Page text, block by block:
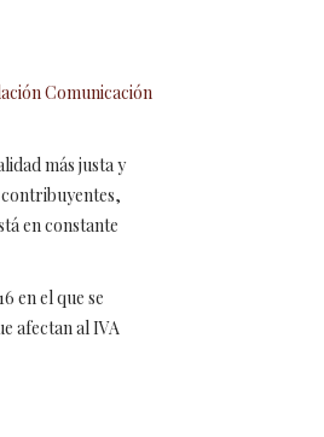
Comunicación
más justa y
en constante
en el que se
afectan al IVA